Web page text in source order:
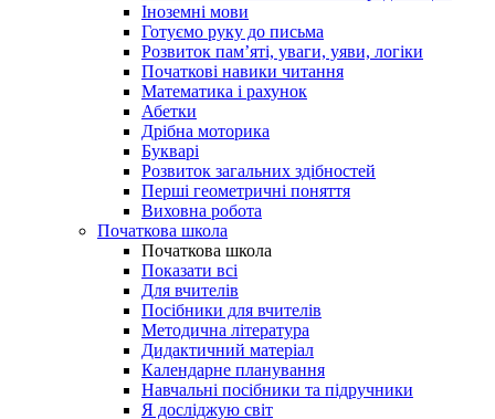
Іноземні мови
Готуємо руку до письма
Розвиток пам’яті, уваги, уяви, логіки
Початкові навики читання
Математика і рахунок
Абетки
Дрібна моторика
Букварі
Розвиток загальних здібностей
Перші геометричні поняття
Виховна робота
Початкова школа
Початкова школа
Показати всі
Для вчителів
Посібники для вчителів
Методична література
Дидактичний матеріал
Календарне планування
Навчальні посібники та підручники
Я досліджую світ